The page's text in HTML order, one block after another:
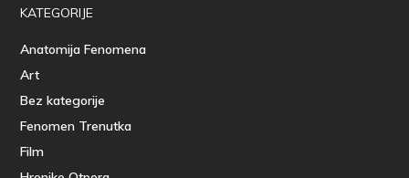
KATEGORIJE
Anatomija Fenomena
Art
Bez kategorije
Fenomen Trenutka
Film